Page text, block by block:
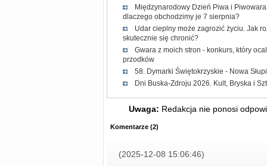
Międzynarodowy Dzień Piwa i
dlaczego obchodzimy je 7 sierpnia?
Udar cieplny może zagrozić życiu. Jak
skutecznie się chronić?
Gwara z moich stron - konkurs, który
przodków
58. Dymarki Świętokrzyskie - Nowa
Dni Buska-Zdroju 2026. Kult, Bryska i
Uwaga: Redakcja nie ponosi
Komentarze (2)
(2025-12-08 15:06:46)